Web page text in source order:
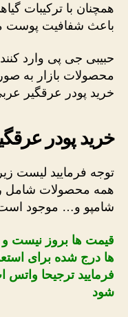
همچنان با ترکیبات
باعث شفافیت پوست
حبیبی جی پی وارد
محصولات بازار به
خرید پودر عرقگیر
خرید پودر
توجه فرمایید لیست
همه محصولات شامل
شامپو و… موجود
قیمت ها بروز نیست
ها درج شده برای
فرمایید ترجیحا
شود